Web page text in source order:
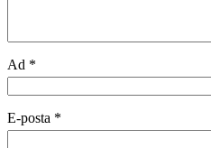
Ad *
E-posta *